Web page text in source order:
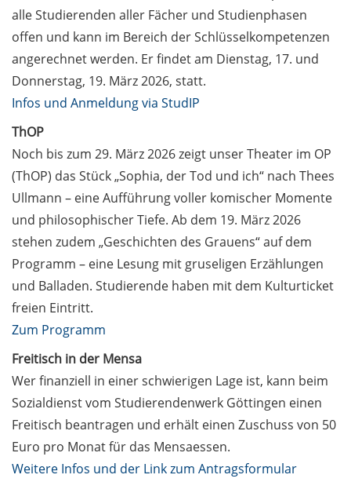
ROCKET Outreach-
6. Mai 2026: jetzt
anmelden / ROCKET
Outreach
Conference on 5 and
now
Fotogalerie vom
Handwerker- und
Universitätsball /
Photo gallery from
the Craftsmen’s and
University Ball
Studierende /
Students 3.1
StuFo26:
Studentische
Beiträge gesucht /
StuFo26: Student
contributions
wanted
alle Studierenden aller Fächer und Studienphasen
offen und kann im Bereich der Schlüsselkompetenzen
angerechnet werden. Er findet am Dienstag, 17. und
Donnerstag, 19. März 2026, statt.
Infos und Anmeldung via StudIP
ThOP
Noch bis zum 29. März 2026 zeigt unser Theater im OP
(ThOP) das Stück „Sophia, der Tod und ich“ nach Thees
Ullmann – eine Aufführung voller komischer Momente
und philosophischer Tiefe. Ab dem 19. März 2026
stehen zudem „Geschichten des Grauens“ auf dem
Programm – eine Lesung mit gruseligen Erzählungen
und Balladen. Studierende haben mit dem Kulturticket
freien Eintritt.
Zum Programm
Freitisch in der Mensa
Wer finanziell in einer schwierigen Lage ist, kann beim
Sozialdienst vom Studierendenwerk Göttingen einen
Freitisch beantragen und erhält einen Zuschuss von 50
Euro pro Monat für das Mensaessen.
Weitere Infos und der Link zum Antragsformular